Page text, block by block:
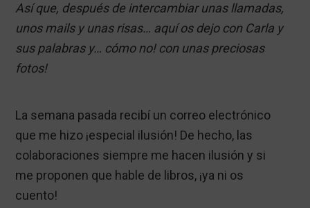
Así que, después de intercambiar unas llamadas,
unos mails y unas risas… aquí os dejo con Carla y
sus palabras y… cómo no! con unas preciosas
fotos!
La semana pasada recibí un correo electrónico
que me hizo ¡especial ilusión! De hecho, las
colaboraciones siempre me hacen ilusión y si
me proponen que hable de libros, ¡ya ni os
cuento!